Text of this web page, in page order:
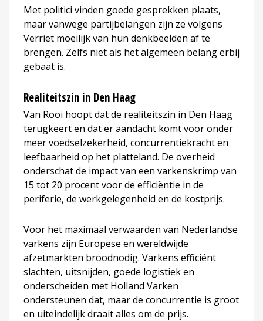
Met politici vinden goede gesprekken plaats,
maar vanwege partijbelangen zijn ze volgens
Verriet moeilijk van hun denkbeelden af te
brengen. Zelfs niet als het algemeen belang erbij
gebaat is.
Realiteitszin in Den Haag
Van Rooi hoopt dat de realiteitszin in Den Haag
terugkeert en dat er aandacht komt voor onder
meer voedselzekerheid, concurrentiekracht en
leefbaarheid op het platteland. De overheid
onderschat de impact van een varkenskrimp van
15 tot 20 procent voor de efficiëntie in de
periferie, de werkgelegenheid en de kostprijs.
Voor het maximaal verwaarden van Nederlandse
varkens zijn Europese en wereldwijde
afzetmarkten broodnodig. Varkens efficiënt
slachten, uitsnijden, goede logistiek en
onderscheiden met Holland Varken
ondersteunen dat, maar de concurrentie is groot
en uiteindelijk draait alles om de prijs.